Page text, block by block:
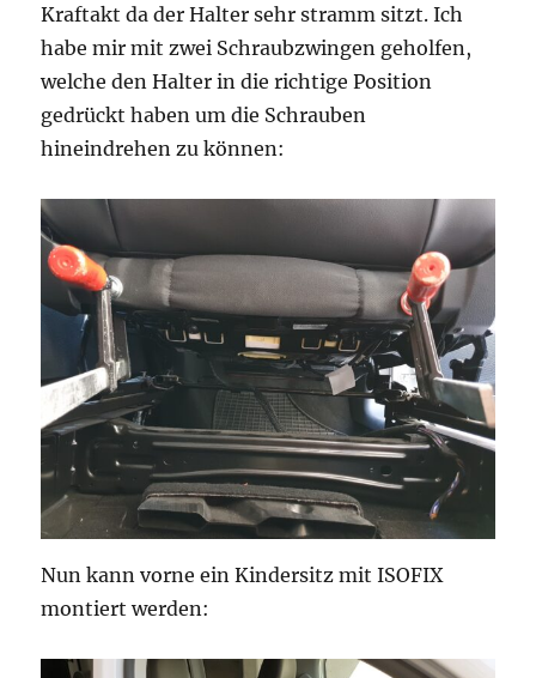
Kraftakt da der Halter sehr stramm sitzt. Ich
habe mir mit zwei Schraubzwingen geholfen,
welche den Halter in die richtige Position
gedrückt haben um die Schrauben
hineindrehen zu können:
Nun kann vorne ein Kindersitz mit ISOFIX
montiert werden: